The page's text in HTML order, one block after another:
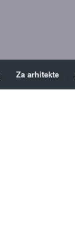
Za arhitekte